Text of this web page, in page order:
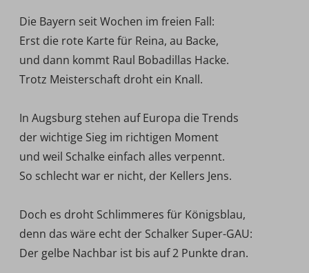
Die Bayern seit Wochen im freien Fall:
Erst die rote Karte für Reina, au Backe,
und dann kommt Raul Bobadillas Hacke.
Trotz Meisterschaft droht ein Knall.
In Augsburg stehen auf Europa die Trends 
der wichtige Sieg im richtigen Moment 
und weil Schalke einfach alles verpennt.
So schlecht war er nicht, der Kellers Jens.
Doch es droht Schlimmeres für Königsblau,
denn das wäre echt der Schalker Super-GAU:
Der gelbe Nachbar ist bis auf 2 Punkte dran.